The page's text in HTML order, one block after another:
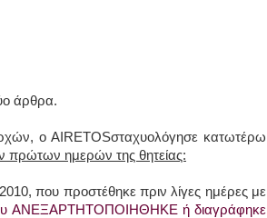
άρθρα.
οAIRETOSσταχυολόγησε κατωτέρω
πρώτων ημερών της θητείας:
που προστέθηκε πριν λίγες ημέρες με
ΑΝΕΞΑΡΤΗΤΟΠΟΙΗΘΗΚΕ ή διαγράφηκε